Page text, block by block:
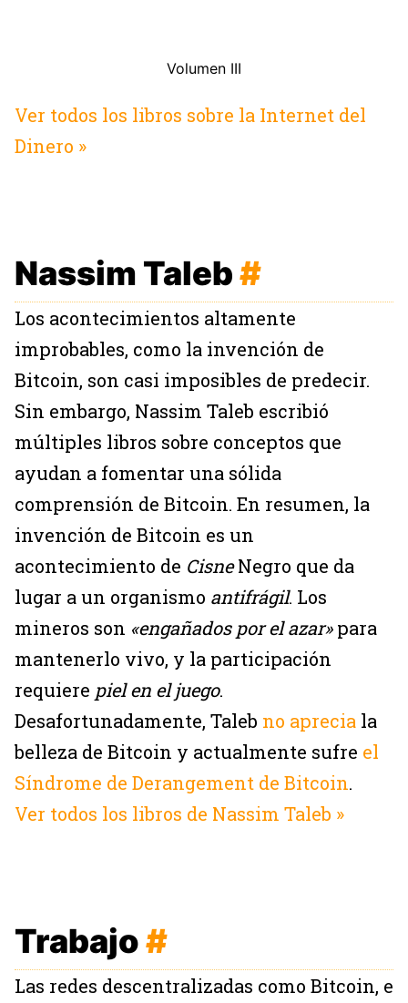
Volumen III
Ver todos los libros sobre la Internet del
Dinero »
Nassim Taleb#
Los acontecimientos altamente
improbables, como la invención de
Bitcoin, son casi imposibles de predecir.
Sin embargo, Nassim Taleb escribió
múltiples libros sobre conceptos que
ayudan a fomentar una sólida
comprensión de Bitcoin. En resumen, la
invención de Bitcoin es un
acontecimiento de CisneNegro que da
lugar a un organismo antifrágil. Los
mineros son «engañados por el azar»para
mantenerlo vivo, y la participación
requiere piel en el juego.
Desafortunadamente, Taleb no aprecia la
belleza de Bitcoin y actualmente sufre el
Síndrome de Derangement de Bitcoin.
Ver todos los libros de Nassim Taleb »
Trabajo#
Las redes descentralizadas como Bitcoin, e